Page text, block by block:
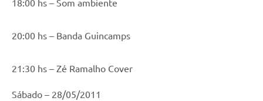
18:00 hs – Som ambiente
20:00 hs – Banda Guincamps
21:30 hs – Zé Ramalho Cover
Sábado – 28/05/2011